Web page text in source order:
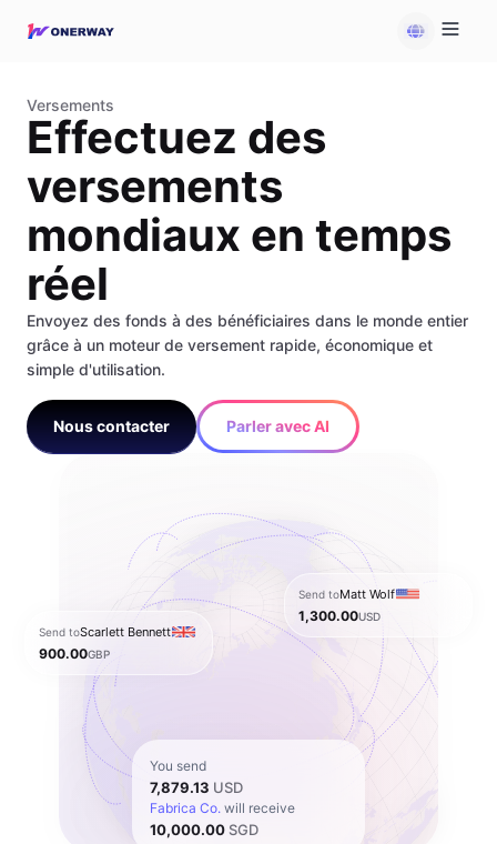
Versements
Effectuez des
versements
mondiaux en temps
réel
Envoyez des fonds à des bénéficiaires dans le monde entier
grâce à un moteur de versement rapide, économique et
simple d'utilisation.
Nous contacter Parler avec AI
You send
7,879.13 USD
Fabrica Co. will receive
10,000.00 SGD
Send toScarlett Bennett
900.00GBP
Send toMatt Wolf
1,300.00USD